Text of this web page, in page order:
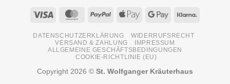
Visa MasterCardPayPal
Apple
Google
Klarna
DATENSCHUTZERKLÄRUNG
WIDERRUFSRECHT
VERSAND & ZAHLUNG
IMPRESSUM
ALLGEMEINE GESCHÄFTSBEDINGUNGEN
COOKIE-RICHTLINIE (EU)
Copyright 2026 © St. Wolfganger Kräuterhaus